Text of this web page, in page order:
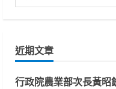
尋
字:
近期文章
行政院農業部次長黃昭